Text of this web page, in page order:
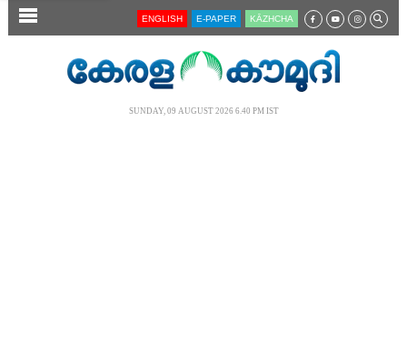
SECTIONS ENGLISH E-PAPER KĀZHCHA
SUNDAY, 09 AUGUST 2026 6.40 PM IST